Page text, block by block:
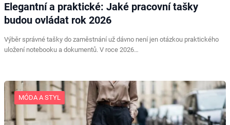
Elegantní a praktické: Jaké pracovní tašky
budou ovládat rok 2026
Výběr správné tašky do zaměstnání už dávno není jen otázkou praktického
uložení notebooku a dokumentů. V roce 2026…
MÓDA A STYL